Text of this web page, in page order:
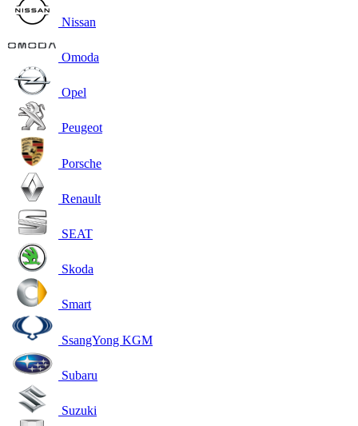
Nissan
Omoda
Opel
Peugeot
Porsche
Renault
SEAT
Skoda
Smart
SsangYong KGM
Subaru
Suzuki